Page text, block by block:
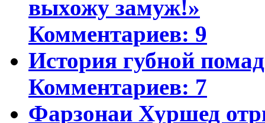
выхожу замуж!»
Комментариев: 9
История губной
Комментариев: 7
Фарзонаи Хуршед